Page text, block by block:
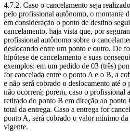
4.7.2. Caso o cancelamento seja
pelo profissional autônomo, o montante
em consideração o ponto de destino
cancelamento, haja vista que, por
profissional autônomo sobre o
deslocando entre um ponto e outro. De
hipótese de cancelamento e suas
exemplos: em um pedido de 03 (três)
for cancelada entre o ponto A e o B, a
e não será cobrado o deslocamento até
não ocorrerá; porém, caso o profissional
retirado do ponto B em direção ao ponto
total da entrega. Caso a entrega for
ponto A, será cobrado o valor mínimo da
vigente.